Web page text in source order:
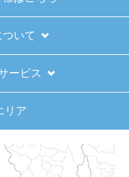
いて
ービス
リア